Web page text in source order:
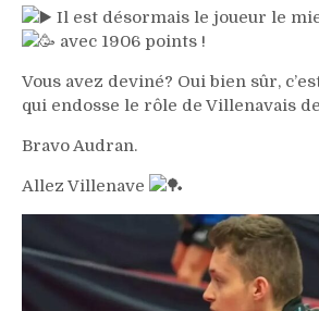
Il est désormais le joueur le
avec 1906 points !
Vous avez deviné? Oui bien sûr,
qui endosse le rôle de Villenavais
Bravo Audran.
Allez Villenave